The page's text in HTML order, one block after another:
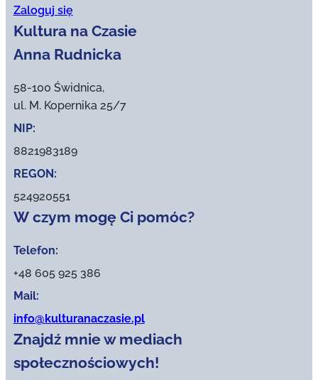
Zaloguj się
Kultura na Czasie
Anna Rudnicka
58-100 Świdnica,
ul. M. Kopernika 25/7
NIP:
8821983189
REGON:
524920551
W czym mogę Ci pomóc?
Telefon:
+48 605 925 386
Mail:
info@kulturanaczasie.pl
Znajdź mnie w mediach
społecznościowych!